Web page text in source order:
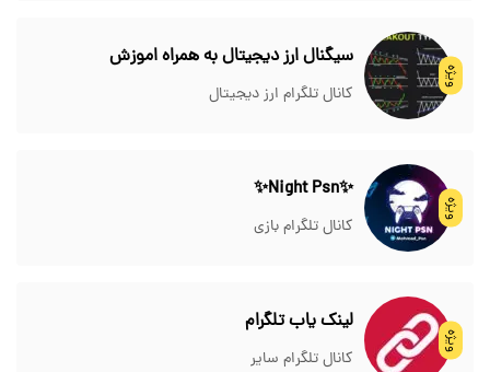
ویژه
سیگنال ارز دیجیتال به همراه اموزش
کانال تلگرام ارز دیجیتال
ویژه
✨Night Psn✨
کانال تلگرام بازی
ویژه
لینک یاب تلگرام
کانال تلگرام سایر